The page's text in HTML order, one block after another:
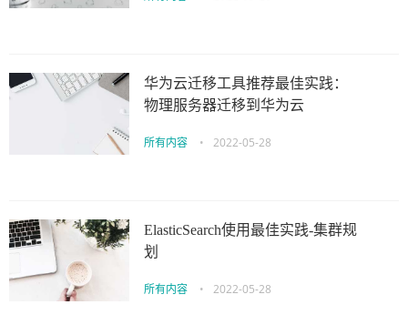
华为云迁移工具推荐最佳实践：
物理服务器迁移到华为云
所有内容 • 2022-05-28
ElasticSearch使用最佳实践-集群规
划
所有内容 • 2022-05-28